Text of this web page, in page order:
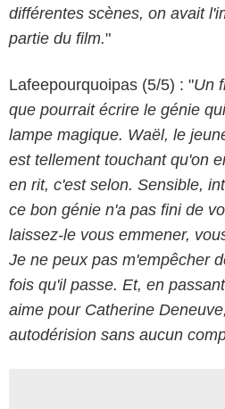
différentes scènes, on avait
partie du film."
Lafeepourquoipas (5/5) : "Un
que pourrait écrire le génie
lampe magique. Waël, le
est tellement touchant qu'on
en rit, c'est selon. Sensible,
ce bon génie n'a pas fini de
laissez-le vous emmener,
Je ne peux pas m'empêcher
fois qu'il passe. Et, en
aime pour Catherine
autodérision sans aucun